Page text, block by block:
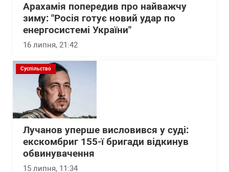
Арахамія попередив про найважчу
зиму: "Росія готує новий удар по
енергосистемі України"
16 липня, 21:42
Суспільство
Лучанов уперше висловився у суді:
екскомбриг 155-ї бригади відкинув
обвинувачення
15 липня, 11:34